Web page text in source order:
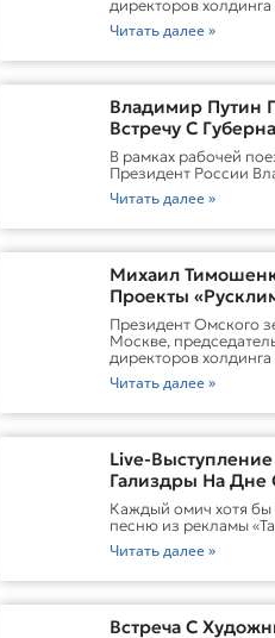
директоров холдинга
Читать далее »
Владимир Путин
Встречу С
Области
ХоценкоИсточник
В рамках рабочей
Президент России
Читать далее »
Михаил
Проекты
Форуме России И
Президент Омского
Москве,
директоров холдинга
Читать далее »
Live-
Гализдры На Дне
Москве
Каждый омич хотя бы
песню из рекламы
Читать далее »
Встреча С